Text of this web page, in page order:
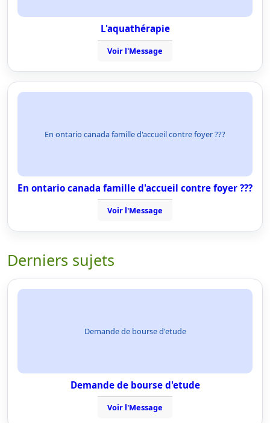
L'aquathérapie
Voir l'Message
En ontario canada famille d'accueil contre foyer ???
En ontario canada famille d'accueil contre foyer ???
Voir l'Message
Derniers sujets
Demande de bourse d'etude
Demande de bourse d'etude
Voir l'Message